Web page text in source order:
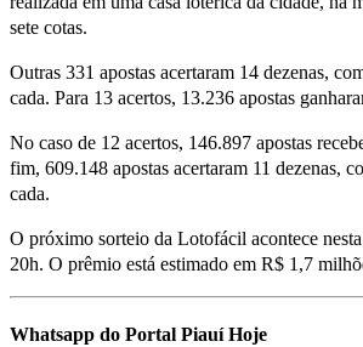
sete cotas.
Outras 331 apostas acertaram 14 dezenas,
cada. Para 13 acertos, 13.236 apostas
No caso de 12 acertos, 146.897 apostas
fim, 609.148 apostas acertaram 11 dezenas,
cada.
O próximo sorteio da Lotofácil acontece
20h. O prêmio está estimado em R$ 1,7
Whatsapp do Portal Piauí Hoje